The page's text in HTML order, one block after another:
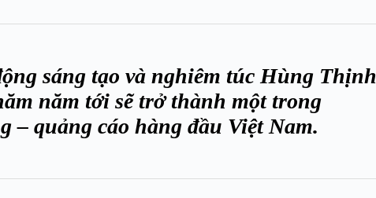
sáng tạo và nghiêm túc Hùng Thịnh
năm tới sẽ trở thành một trong
– quảng cáo hàng đầu Việt Nam.